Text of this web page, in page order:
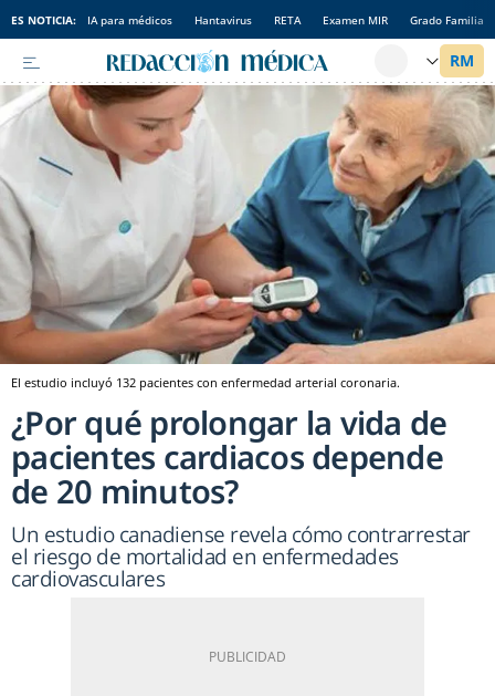
ES NOTICIA: IA para médicos Hantavirus RETA Examen MIR Grado Familia
El estudio incluyó 132 pacientes con enfermedad arterial coronaria.
¿Por qué prolongar la vida de
pacientes cardiacos depende
de 20 minutos?
Un estudio canadiense revela cómo contrarrestar
el riesgo de mortalidad en enfermedades
cardiovasculares